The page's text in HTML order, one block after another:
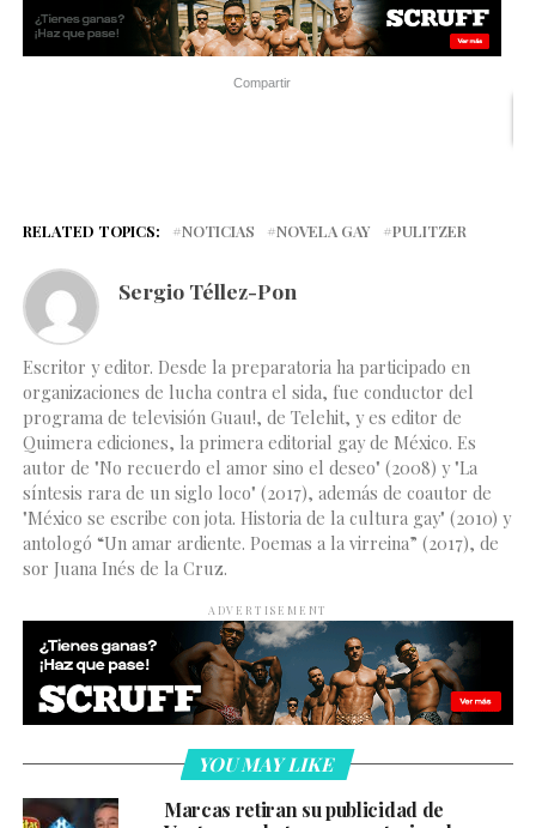
Compartir
RELATED TOPICS: NOTICIAS NOVELA GAY PULITZER
Sergio Téllez-Pon
Escritor y editor. Desde la preparatoria ha participado en
organizaciones de lucha contra el sida, fue conductor del
programa de televisión Guau!, de Telehit, y es editor de
Quimera ediciones, la primera editorial gay de México. Es
autor de "No recuerdo el amor sino el deseo" (2008) y "La
síntesis rara de un siglo loco" (2017), además de coautor de
"México se escribe con jota. Historia de la cultura gay" (2010) y
antologó “Un amar ardiente. Poemas a la virreina” (2017), de
sor Juana Inés de la Cruz.
ADVERTISEMENT
YOU MAY LIKE
Marcas retiran su publicidad de